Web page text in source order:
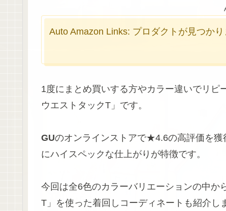
Auto Amazon Links: プロダクトが見つかり
1度にまとめ買いする方やカラー違いでリピ
ウエストタックT」です。
GUのオンラインストアで★4.6の高評価を獲
にハイスペックな仕上がりが特徴です。
今回は全6色のカラーバリエーションの中か
T」を使った着回しコーディネートも紹介し